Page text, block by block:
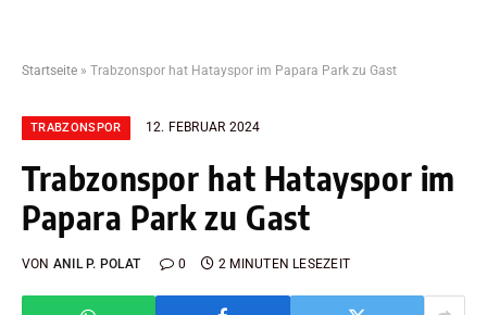
Startseite » Trabzonspor hat Hatayspor im Papara Park zu Gast
TRABZONSPOR 12. FEBRUAR 2024
Trabzonspor hat Hatayspor im
Papara Park zu Gast
VON ANIL P. POLAT 0 2 MINUTEN LESEZEIT